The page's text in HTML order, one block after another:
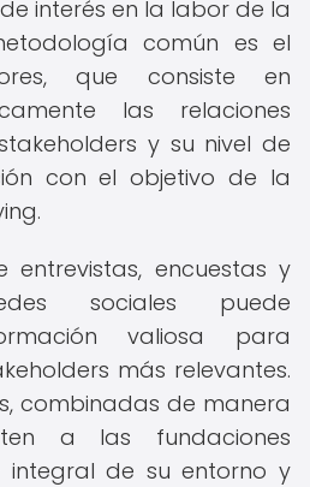
interés en la labor de la
común es el
que consiste en
las relaciones
y su nivel de
con el objetivo de la
entrevistas, encuestas y
sociales puede
valiosa para
más relevantes.
combinadas de manera
a las fundaciones
integral de su entorno y